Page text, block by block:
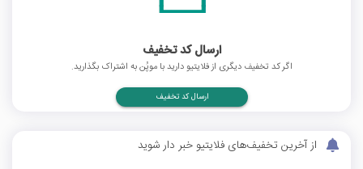
ارسال کد تخفیف
اگر کد تخفیف دیگری از فلایتیو دارید با موپُن به اشتراک بگذارید.
ارسال کد تخفیف
از آخرین تخفیف‌های فلایتیو خبر دار شوید